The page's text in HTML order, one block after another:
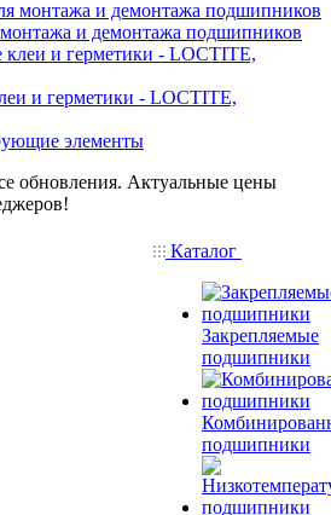
и демонтажа подшипников
и герметики - LOCTITE,
элементы
обновления. Актуальные цены
Каталог
Закрепляемые
подшипники
подшипники